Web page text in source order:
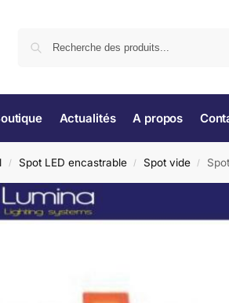
Actualités A propos
/ Spot LED encastrable / Spot vide /